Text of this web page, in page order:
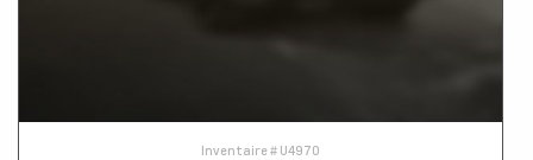
Inventaire # U4970